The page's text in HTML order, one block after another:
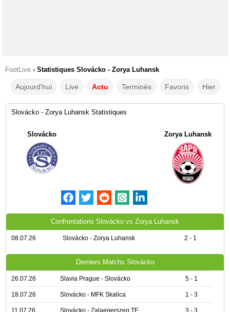
FootLive › Statistiques Slovácko - Zorya Luhansk
Aujourd'hui Live Actu Terminés Favoris Hier
Slovácko - Zorya Luhansk Statistiques
Slovácko Zorya Luhansk
Confrontations Slovácko vs Zorya Luhansk
08.07.26 Slovácko - Zorya Luhansk 2 - 1
Derniers Matchs Slovácko
26.07.26 Slavia Prague - Slovácko 5 - 1
18.07.26 Slovácko - MFK Skalica 1 - 3
11.07.26 Slovácko - Zalaegerszeg TE 3 - 3